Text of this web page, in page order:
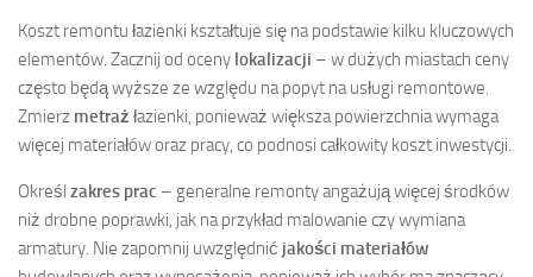
Koszt remontu łazienki kształtuje się na podstawie kilku kluczowych
elementów. Zacznij od oceny lokalizacji – w dużych miastach ceny
często będą wyższe ze względu na popyt na usługi remontowe.
Zmierz metraż łazienki, ponieważ większa powierzchnia wymaga
więcej materiałów oraz pracy, co podnosi całkowity koszt inwestycji.
Określ zakres prac – generalne remonty angażują więcej środków
niż drobne poprawki, jak na przykład malowanie czy wymiana
armatury. Nie zapomnij uwzględnić jakości materiałów